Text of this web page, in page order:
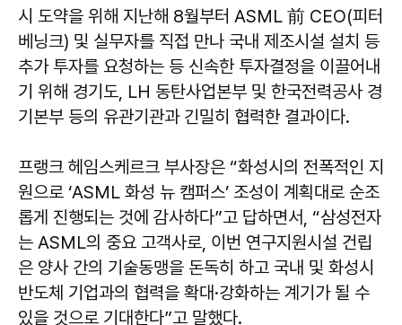
시 도약을 위해 지난해 8월부터 ASML 前 CEO(피터
베닝크) 및 실무자를 직접 만나 국내 제조시설 설치 등
추가 투자를 요청하는 등 신속한 투자결정을 이끌어내
기 위해 경기도, LH 동탄사업본부 및 한국전력공사 경
기본부 등의 유관기관과 긴밀히 협력한 결과이다.
프랭크 헤임스케르크 부사장은 “화성시의 전폭적인 지
원으로 ‘ASML 화성 뉴 캠퍼스’ 조성이 계획대로 순조
롭게 진행되는 것에 감사하다”고 답하면서, “삼성전자
는 ASML의 중요 고객사로, 이번 연구지원시설 건립
은 양사 간의 기술동맹을 돈독히 하고 국내 및 화성시
반도체 기업과의 협력을 확대·강화하는 계기가 될 수
있을 것으로 기대한다”고 말했다.